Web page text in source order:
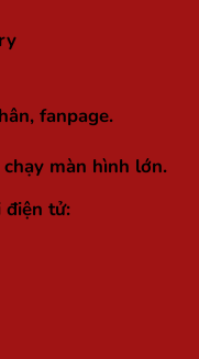
fanpage.
màn hình lớn.
điện tử: